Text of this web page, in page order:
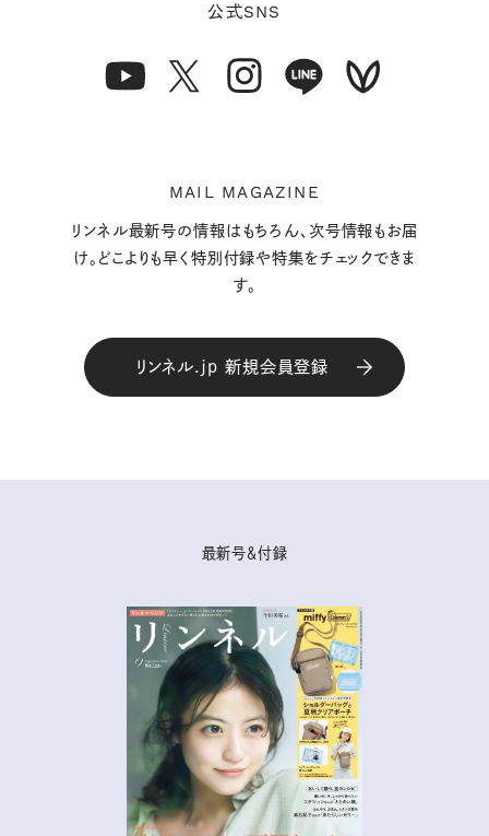
公式SNS
MAIL MAGAZINE
リンネル最新号の情報はもちろん、次号情報もお届
け。どこよりも早く特別付録や特集をチェックできま
す。
リンネル.jp 新規会員登録
最新号＆付録